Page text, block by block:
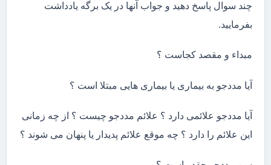
چند سوال پاسخ دهید و جواب آنها در یک برگه یادداشت
بفرمایید.
مبداء و مقصد کجاست ؟
آیا مددجو به بیماری یا بیماری هایی مبتلا است ؟
آیا مددجو علائمی دارد ؟ علائم مددجو چیست ؟ از چه زمانی
این علائم را دارد ؟ چه موقع علائم پدیدار یا پنهان می شوند ؟